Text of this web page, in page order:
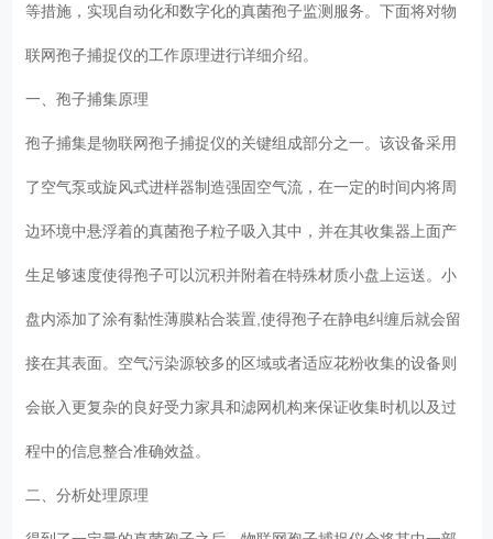
等措施，实现自动化和数字化的真菌孢子监测服务。下面将对物
联网孢子捕捉仪的工作原理进行详细介绍。
一、孢子捕集原理
孢子捕集是物联网孢子捕捉仪的关键组成部分之一。该设备采用
了空气泵或旋风式进样器制造强固空气流，在一定的时间内将周
边环境中悬浮着的真菌孢子粒子吸入其中，并在其收集器上面产
生足够速度使得孢子可以沉积并附着在特殊材质小盘上运送。小
盘内添加了涂有黏性薄膜粘合装置,使得孢子在静电纠缠后就会留
接在其表面。空气污染源较多的区域或者适应花粉收集的设备则
会嵌入更复杂的良好受力家具和滤网机构来保证收集时机以及过
程中的信息整合准确效益。
二、分析处理原理